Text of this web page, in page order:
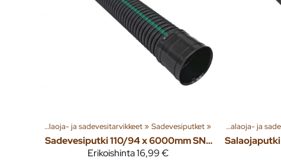
Salaoja- ja sadevesitarvikkeet‪» Sadevesiputket‪»
Sadevesiputki 110/94 x 6000mm SN8 muhvilla
Erikoishinta16,99 €
Tuoteryhmiä ja tuotteita‪»Rakenna ‪»Jäte- ja sadevesi Salaoja- ja